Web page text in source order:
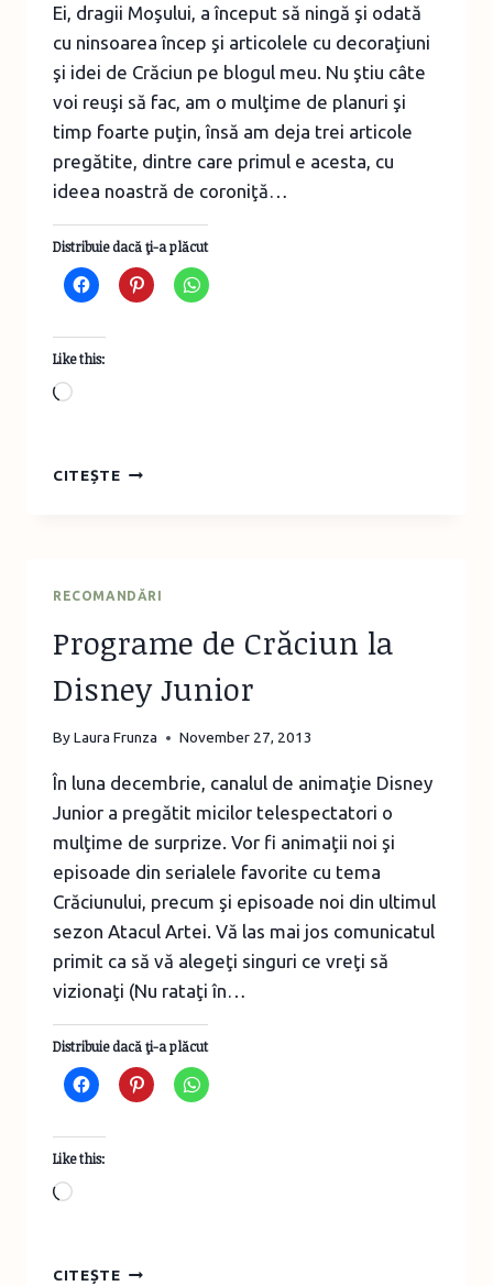
Ei, dragii Moşului, a început să ningă şi odată
cu ninsoarea încep şi articolele cu decoraţiuni
şi idei de Crăciun pe blogul meu. Nu ştiu câte
voi reuşi să fac, am o mulţime de planuri şi
timp foarte puţin, însă am deja trei articole
pregătite, dintre care primul e acesta, cu
ideea noastră de coroniţă…
Distribuie dacă ţi-a plăcut
Like this:
Loading…
CITEȘTECORONIŢĂ
RECOMANDĂRI
Programe de Crăciun la
Disney Junior
ByLaura Frunza November 27, 2013
În luna decembrie, canalul de animaţie Disney
Junior a pregătit micilor telespectatori o
mulţime de surprize. Vor fi animaţii noi şi
episoade din serialele favorite cu tema
Crăciunului, precum şi episoade noi din ultimul
sezon Atacul Artei. Vă las mai jos comunicatul
primit ca să vă alegeţi singuri ce vreţi să
vizionaţi (Nu rataţi în…
Distribuie dacă ţi-a plăcut
Like this:
Loading…
CITEȘTEPROGRAME